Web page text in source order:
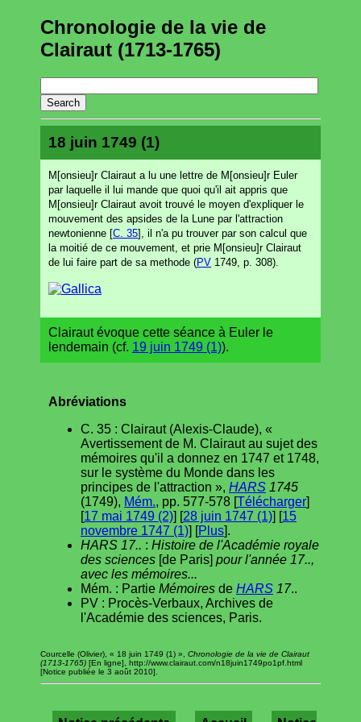
Chronologie de la vie de
Clairaut (1713-1765)
18 juin 1749 (1)
M[onsieu]r Clairaut a lu une lettre de M[onsieu]r Euler
par laquelle il lui mande que quoi qu'il ait appris que
M[onsieu]r Clairaut avoit trouvé le moyen d'expliquer le
mouvement des apsides de la Lune par l'attraction
newtonienne [C. 35], il n'a pu trouver par son calcul que
la moitié de ce mouvement, et prie M[onsieu]r Clairaut
de lui faire part de sa methode (PV 1749, p. 308).
Clairaut évoque cette séance à Euler le
lendemain (cf. 19 juin 1749 (1)).
Abréviations
C. 35 : Clairaut (Alexis-Claude), «
Avertissement de M. Clairaut au sujet des
mémoires qu'il a donnez en 1747 et 1748,
sur le système du Monde dans les
principes de l'attraction », HARS 1745
(1749), Mém., pp. 577-578 [Télécharger]
[17 mai 1749 (2)] [28 juin 1747 (1)] [15
novembre 1747 (1)] [Plus].
HARS 17.. : Histoire de l'Académie royale
des sciences [de Paris] pour l'année 17..,
avec les mémoires...
Mém. : Partie Mémoires de HARS 17..
PV : Procès-Verbaux, Archives de
l'Académie des sciences, Paris.
Courcelle (Olivier), « 18 juin 1749 (1) », Chronologie de la vie de Clairaut
(1713-1765) [En ligne], http://www.clairaut.com/n18juin1749po1pf.html
[Notice publiée le 3 août 2010].